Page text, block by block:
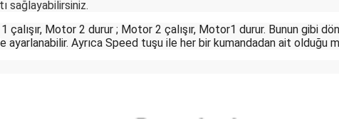
sağlayabilirsiniz.
çalışır, Motor 2 durur ; Motor 2 çalışır, Motor1 durur. Bunun gibi
Ayrıca Speed tuşu ile her bir kumandadan ait olduğu